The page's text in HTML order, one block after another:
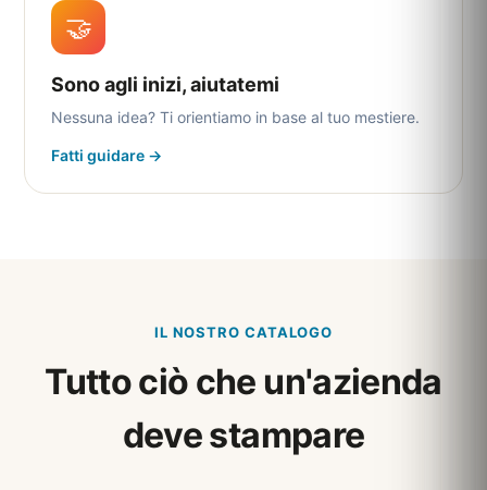
🤝
Sono agli inizi, aiutatemi
Nessuna idea? Ti orientiamo in base al tuo mestiere.
Fatti guidare →
IL NOSTRO CATALOGO
Tutto ciò che un'azienda
deve stampare